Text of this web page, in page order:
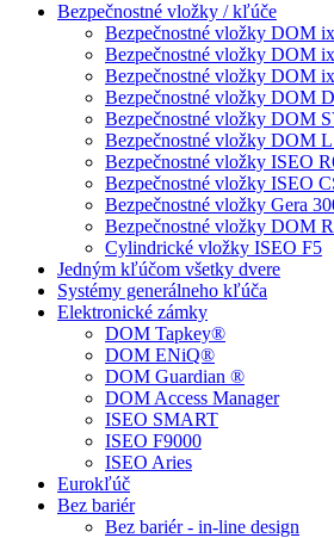
Bezpečnostné vložky / kľúče
Bezpečnostné vložky DOM
Bezpečnostné vložky DOM
Bezpečnostné vložky DOM
Bezpečnostné vložky DOM
Bezpečnostné vložky DOM
Bezpečnostné vložky DOM
Bezpečnostné vložky ISEO
Bezpečnostné vložky ISEO
Bezpečnostné vložky Gera
Bezpečnostné vložky DOM
Cylindrické vložky ISEO F5
Jedným kľúčom všetky dvere
Systémy generálneho kľúča
Elektronické zámky
DOM Tapkey®
DOM ENiQ®
DOM Guardian ®
DOM Access Manager
ISEO SMART
ISEO F9000
ISEO Aries
Eurokľúč
Bez bariér
Bez bariér - in-line design